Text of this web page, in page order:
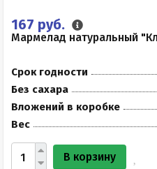
167 руб.
Мармелад натуральный
Срок годности
Без сахара
Вложений в коробке
Вес
В корзину